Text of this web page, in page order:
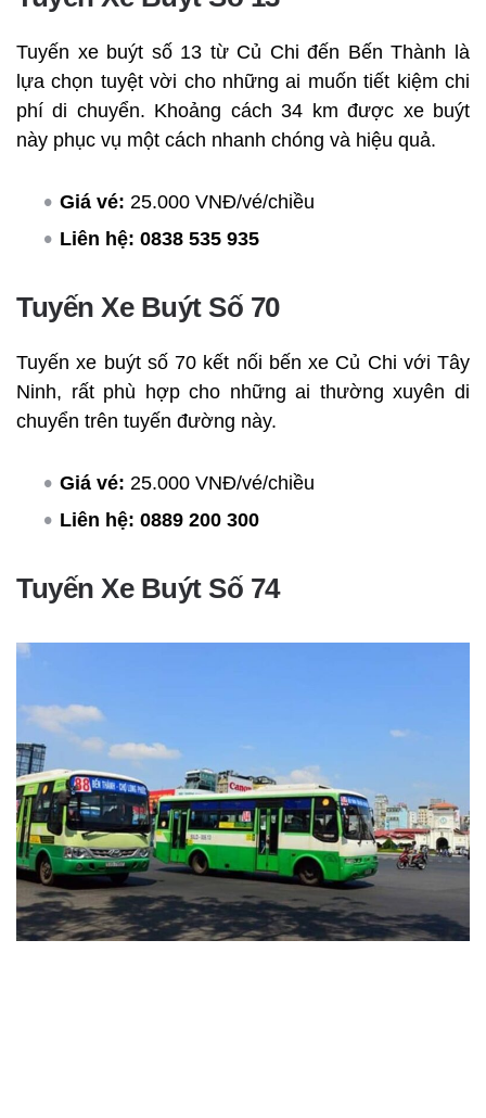
Tuyến xe buýt số 13 từ Củ Chi đến Bến Thành là
lựa chọn tuyệt vời cho những ai muốn tiết kiệm chi
phí di chuyển. Khoảng cách 34 km được xe buýt
này phục vụ một cách nhanh chóng và hiệu quả.
Giá vé: 25.000 VNĐ/vé/chiều
Liên hệ: 0838 535 935
Tuyến Xe Buýt Số 70
Tuyến xe buýt số 70 kết nối bến xe Củ Chi với Tây
Ninh, rất phù hợp cho những ai thường xuyên di
chuyển trên tuyến đường này.
Giá vé: 25.000 VNĐ/vé/chiều
Liên hệ: 0889 200 300
Tuyến Xe Buýt Số 74